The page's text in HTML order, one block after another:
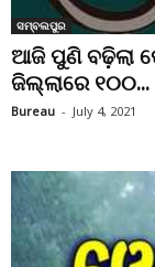
ସମ୍ବଲପୁର
ଆଜି ପୁଣି ବଢ଼ିଲା
ଜିଲ୍ଲାରେ ୧୦୦...
Bureau - July 4, 2021